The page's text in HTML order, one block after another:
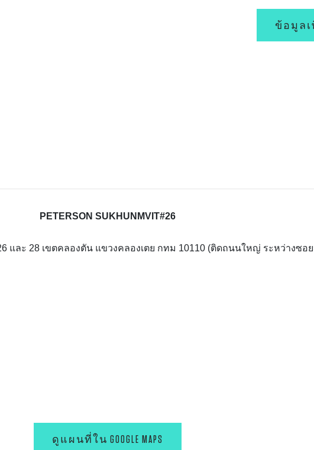
ข้อมูล
PETERSON SUKHUNMVIT#26
และ 28 เขตคลองตัน แขวงคลองเตย กทม 10110 (ติดถนนใหญ่ ระหว่างซอ
ดูแผนที่ใน GOOGLE MAPS